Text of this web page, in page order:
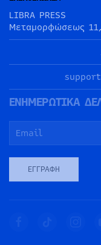
LIBRA PRESS
Μεταμορφώσεως
ΕΝΗΜΕΡΩΤΙΚΑ
ΕΓΓΡΑΦΉ